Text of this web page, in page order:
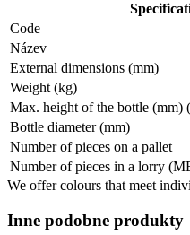
Code
Název
External dimensions (mm)
Weight (kg)
Max. height of the bottle (mm)
Bottle diameter (mm)
Number of pieces on a pallet
Number of pieces in a lorry
We offer colours that meet
Inne podobne produkty